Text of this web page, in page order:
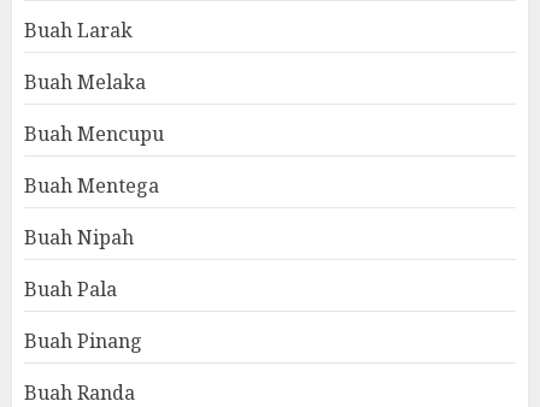
Buah Larak
Buah Melaka
Buah Mencupu
Buah Mentega
Buah Nipah
Buah Pala
Buah Pinang
Buah Randa